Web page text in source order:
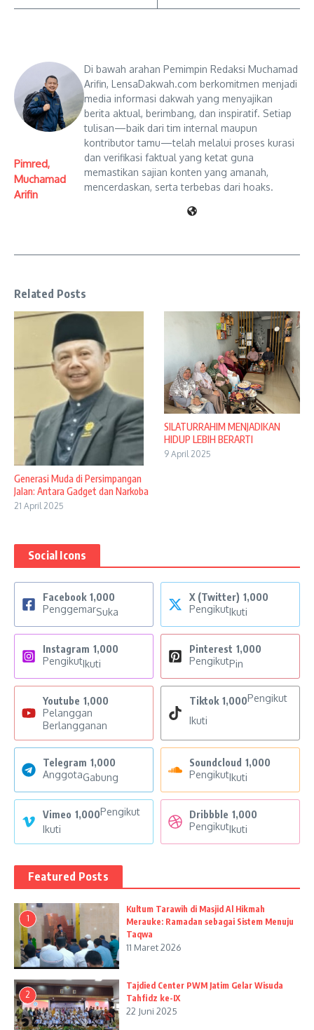
Pimred,
Muchamad
Arifin
Di bawah arahan Pemimpin Redaksi Muchamad
Arifin, LensaDakwah.com berkomitmen menjadi
media informasi dakwah yang menyajikan
berita aktual, berimbang, dan inspiratif. Setiap
tulisan—baik dari tim internal maupun
kontributor tamu—telah melalui proses kurasi
dan verifikasi faktual yang ketat guna
memastikan sajian konten yang amanah,
mencerdaskan, serta terbebas dari hoaks.
Related Posts
Generasi Muda di Persimpangan
Jalan: Antara Gadget dan Narkoba
21 April 2025
SILATURRAHIM MENJADIKAN
HIDUP LEBIH BERARTI
9 April 2025
Social Icons
Facebook 1,000
PenggemarSuka
X (Twitter) 1,000
PengikutIkuti
Instagram 1,000
PengikutIkuti
Pinterest 1,000
PengikutPin
Youtube 1,000
Pelanggan
Berlangganan
Tiktok 1,000Pengikut
Ikuti
Telegram 1,000
AnggotaGabung
Soundcloud 1,000
PengikutIkuti
Vimeo 1,000Pengikut
Ikuti
Dribbble 1,000
PengikutIkuti
Featured Posts
1
Kultum Tarawih di Masjid Al Hikmah
Merauke: Ramadan sebagai Sistem Menuju
Taqwa
11 Maret 2026
2
Tajdied Center PWM Jatim Gelar Wisuda
Tahfidz ke-IX
22 Juni 2025